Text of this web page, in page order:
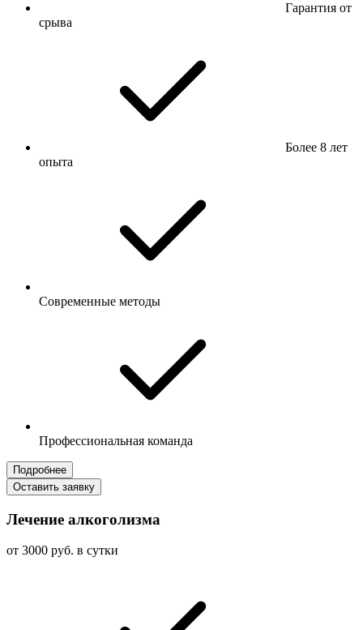
Гарантия от
срыва
Более 8 лет
опыта
Современные методы
Профессиональная команда
Подробнее
Оставить заявку
Лечение алкоголизма
от 3000 руб. в сутки